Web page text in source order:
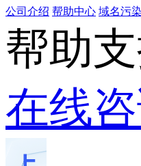
公司介绍 帮助中心 域名污
帮助
在线